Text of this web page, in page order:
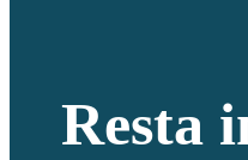
Resta